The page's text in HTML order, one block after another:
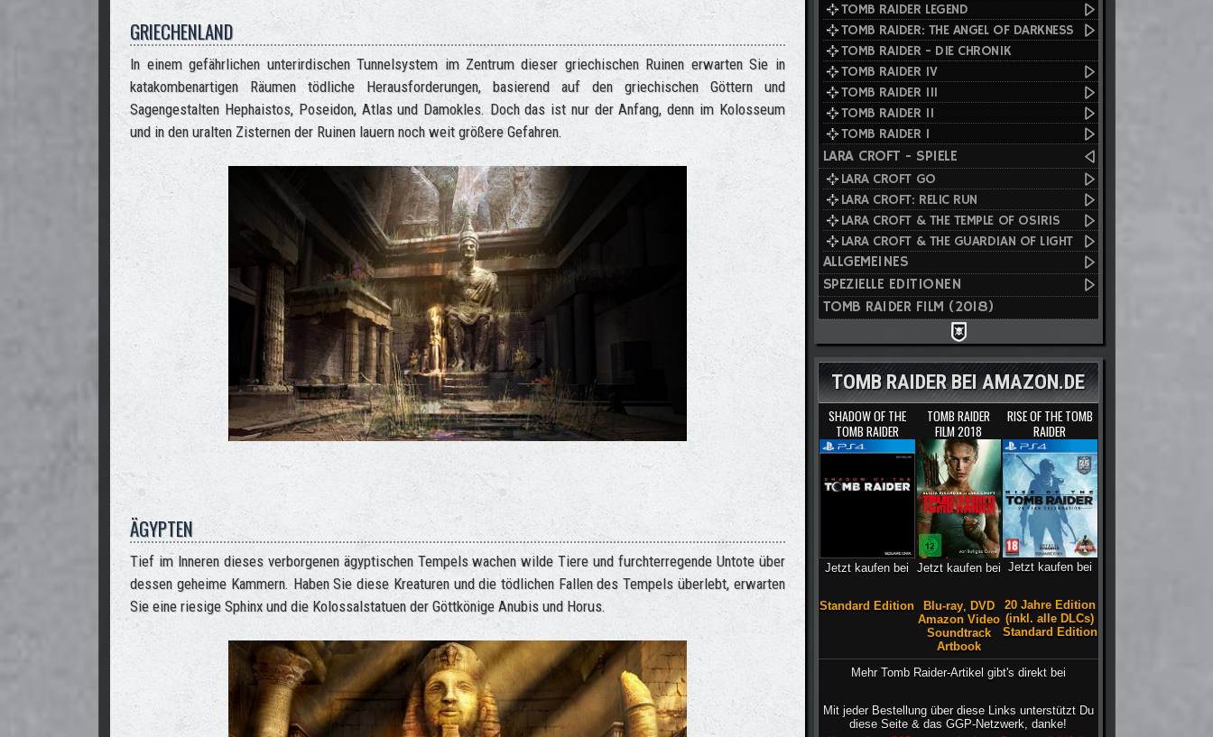
GRIECHENLAND
In einem gefährlichen unterirdischen Tunnelsystem im Zentrum dieser griechischen Ruinen erwarten Sie in
katakombenartigen Räumen tödliche Herausforderungen, basierend auf den griechischen Göttern und
Sagengestalten Hephaistos, Poseidon, Atlas und Damokles. Doch das ist nur der Anfang, denn im Kolosseum
und in den uralten Zisternen der Ruinen lauern noch weit größere Gefahren.
ÄGYPTEN
Tief im Inneren dieses verborgenen ägyptischen Tempels wachen wilde Tiere und furchterregende Untote über
dessen geheime Kammern. Haben Sie diese Kreaturen und die tödlichen Fallen des Tempels überlebt, erwarten
Sie eine riesige Sphinx und die Kolossalstatuen der Göttkönige Anubis und Horus.
TOMB RAIDER LEGEND
TOMB RAIDER: THE ANGEL OF DARKNESS
TOMB RAIDER - DIE CHRONIK
TOMB RAIDER IV
TOMB RAIDER III
TOMB RAIDER II
TOMB RAIDER I
LARA CROFT - SPIELE
LARA CROFT GO
LARA CROFT: RELIC RUN
LARA CROFT & THE TEMPLE OF OSIRIS
LARA CROFT & THE GUARDIAN OF LIGHT
ALLGEMEINES
SPEZIELLE EDITIONEN
TOMB RAIDER FILM (2018)
TOMB RAIDER BEI AMAZON.DE
SHADOW OF THE
TOMB RAIDER
Jetzt kaufen bei
Standard Edition
TOMB RAIDER
FILM 2018
Jetzt kaufen bei
Blu-ray, DVD
Amazon Video
Soundtrack
Artbook
RISE OF THE TOMB
RAIDER
Jetzt kaufen bei
20 Jahre Edition
(inkl. alle DLCs)
Standard Edition
Mehr Tomb Raider-Artikel gibt's direkt bei
Mit jeder Bestellung über diese Links unterstützt Du
diese Seite & das GGP-Netzwerk, danke!